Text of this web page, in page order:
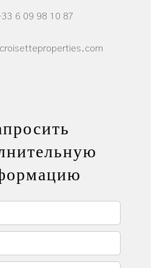
6 09 98 10 87